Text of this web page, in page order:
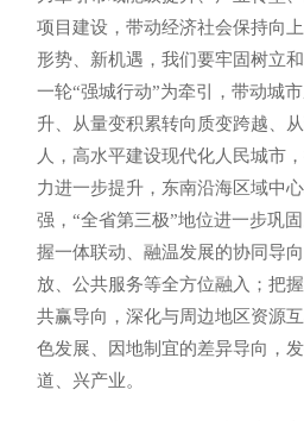
项目建设，带动经济社会保持向
形势、新机遇，我们要牢固树立
一轮“强城行动”为牵引，带动城
升、从量变积累转向质变跨越、
人，高水平建设现代化人民城市
力进一步提升，东南沿海区域中
强，“全省第三极”地位进一步巩
握一体联动、融温发展的协同导
放、公共服务等全方位融入；把
共赢导向，深化与周边地区资源
色发展、因地制宜的差异导向，
道、兴产业。